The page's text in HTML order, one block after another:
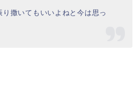
り撒いてもいいよねと今は思っ